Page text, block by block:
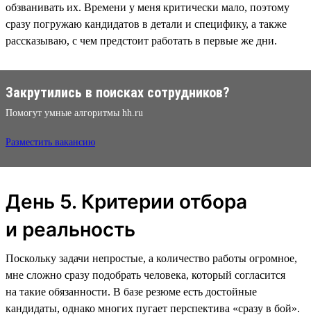
обзванивать их. Времени у меня критически мало, поэтому
сразу погружаю кандидатов в детали и специфику, а также
рассказываю, с чем предстоит работать в первые же дни.
Закрутились в поисках сотрудников?
Помогут умные алгоритмы hh.ru
Разместить вакансию
День 5. Критерии отбора
и реальность
Поскольку задачи непростые, а количество работы огромное,
мне сложно сразу подобрать человека, который согласится
на такие обязанности. В базе резюме есть достойные
кандидаты, однако многих пугает перспектива «‎сразу в бой‎».